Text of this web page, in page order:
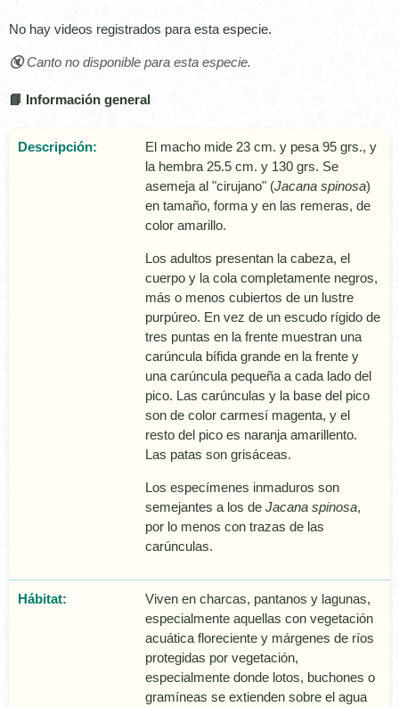
No hay videos registrados para esta especie.
🔇 Canto no disponible para esta especie.
📘 Información general
Descripción:
El macho mide 23 cm. y pesa 95 grs., y
la hembra 25.5 cm. y 130 grs. Se
asemeja al "cirujano" (Jacana spinosa)
en tamaño, forma y en las remeras, de
color amarillo.
Los adultos presentan la cabeza, el
cuerpo y la cola completamente negros,
más o menos cubiertos de un lustre
purpúreo. En vez de un escudo rí­gido de
tres puntas en la frente muestran una
carúncula bí­fida grande en la frente y
una carúncula pequeña a cada lado del
pico. Las carúnculas y la base del pico
son de color carmesí­ magenta, y el
resto del pico es naranja amarillento.
Las patas son grisáceas.
Los especí­menes inmaduros son
semejantes a los de Jacana spinosa,
por lo menos con trazas de las
carúnculas.
Hábitat:
Viven en charcas, pantanos y lagunas,
especialmente aquellas con vegetación
acuática floreciente y márgenes de rí­os
protegidas por vegetación,
especialmente donde lotos, buchones o
gramí­neas se extienden sobre el agua